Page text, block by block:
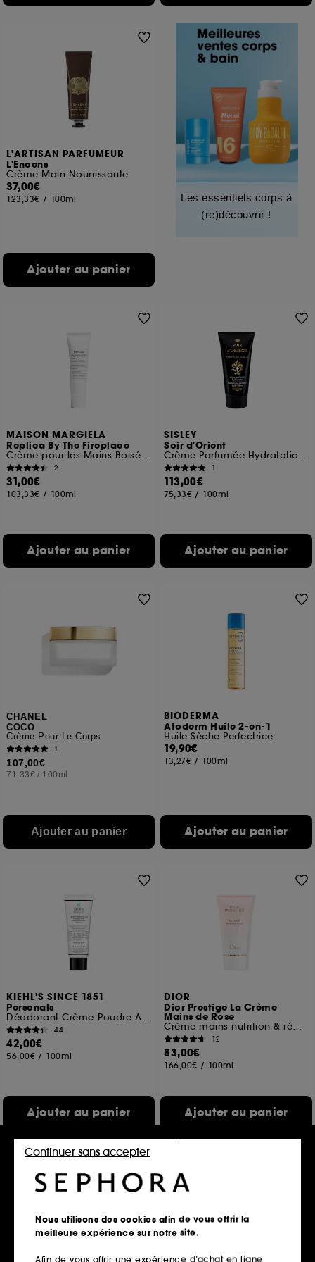
L'ARTISAN PARFUMEUR
L'Encens
Crème Main Nourrissante
37,00€
123,33€ / 100ml
Ajouter au panier
Les essentiels corps à
(re)découvrir !
MAISON MARGIELA
Replica By The Fireplace
Crème pour les Mains Boisée Ambrée
2
31,00€
103,33€ / 100ml
Ajouter au panier
SISLEY
Soir d'Orient
Crème Parfumée Hydratation Corps
1
113,00€
75,33€ / 100ml
Ajouter au panier
CHANEL
COCO
Crème Pour Le Corps
1
107,00€
71,33€ / 100ml
Ajouter au panier
BIODERMA
Atoderm Huile 2-en-1
Huile Sèche Perfectrice
19,90€
13,27€ / 100ml
Ajouter au panier
KIEHL'S SINCE 1851
Personals
Déodorant Crème-Poudre Aisselles et Zones Intimes
44
42,00€
56,00€ / 100ml
Ajouter au panier
DIOR
Dior Prestige La Crème
Mains de Rose
Crème mains nutrition & régénération
12
83,00€
166,00€ / 100ml
Ajouter au panier
Nous utilisons des cookies afin de vous offrir la
meilleure expérience sur notre site.
Afin de vous offrir une expérience d’achat en ligne
Continuer sans accepter